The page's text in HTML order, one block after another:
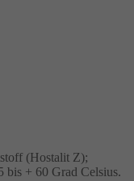
(Hostalit Z);
bis + 60 Grad Celsius.